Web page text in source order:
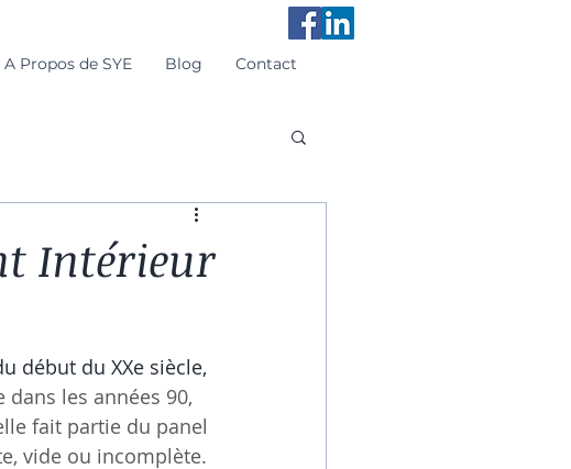
A Propos de SYE Blog Contact
Intérieur
début du XXe siècle,
les années 90,
fait partie du panel
vide ou incomplète.